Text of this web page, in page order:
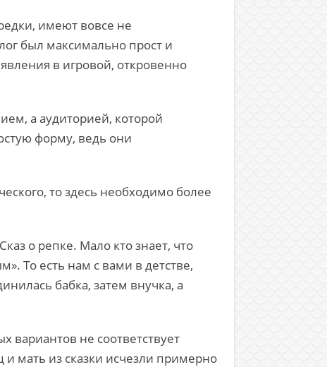
имеют вовсе не
был максимально прост и
в игровой, откровенно
а аудиторией, которой
форму, ведь они
то здесь необходимо более
о репке. Мало кто знает, что
То есть нам с вами в детстве,
бабка, затем внучка, а
вариантов не соответствует
мать из сказки исчезли примерно